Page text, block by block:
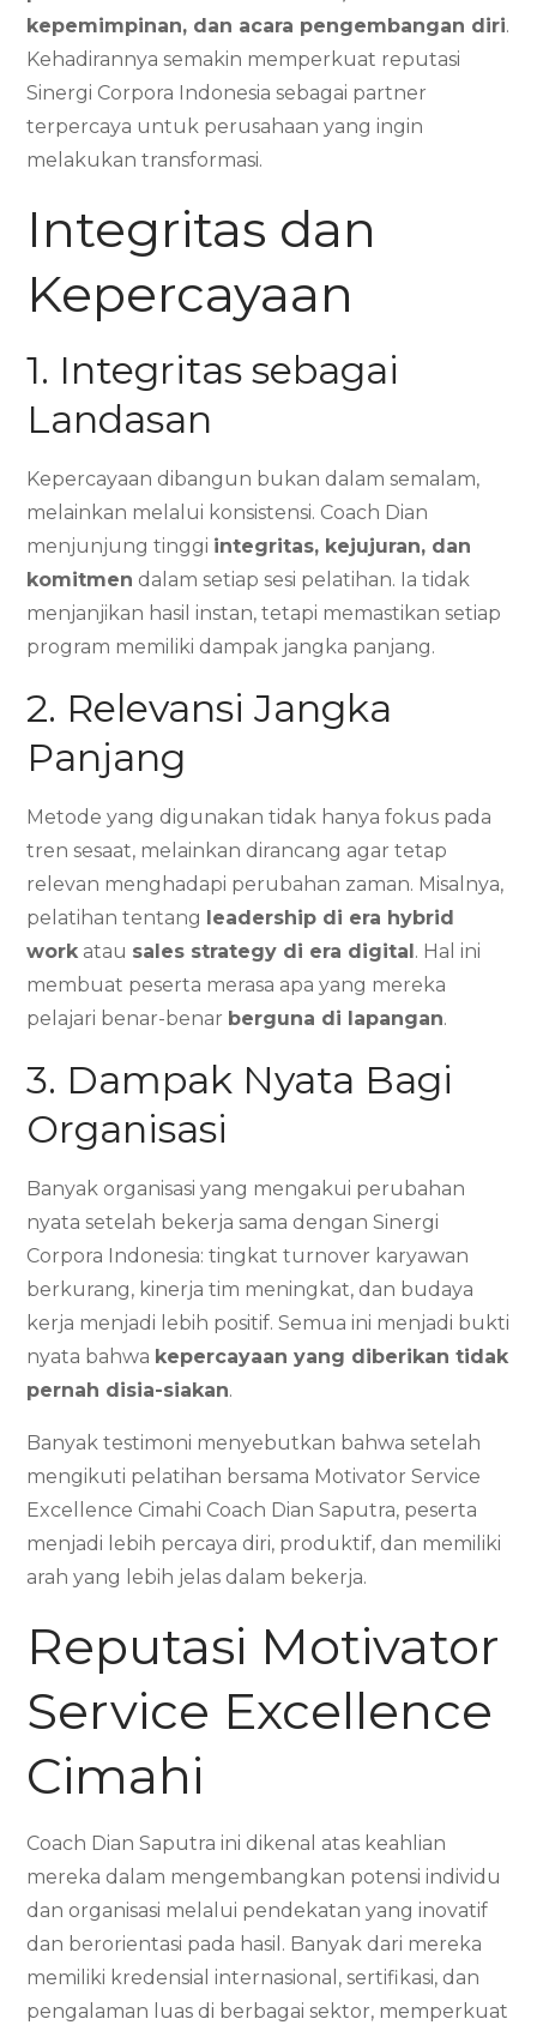
kepemimpinan, dan acara pengembangan diri.
Kehadirannya semakin memperkuat reputasi
Sinergi Corpora Indonesia sebagai partner
terpercaya untuk perusahaan yang ingin
melakukan transformasi.
Integritas dan
Kepercayaan
1. Integritas sebagai
Landasan
Kepercayaan dibangun bukan dalam semalam,
melainkan melalui konsistensi. Coach Dian
menjunjung tinggi integritas, kejujuran, dan
komitmen dalam setiap sesi pelatihan. Ia tidak
menjanjikan hasil instan, tetapi memastikan setiap
program memiliki dampak jangka panjang.
2. Relevansi Jangka
Panjang
Metode yang digunakan tidak hanya fokus pada
tren sesaat, melainkan dirancang agar tetap
relevan menghadapi perubahan zaman. Misalnya,
pelatihan tentang leadership di era hybrid
workatau sales strategy di era digital. Hal ini
membuat peserta merasa apa yang mereka
pelajari benar-benar berguna di lapangan.
3. Dampak Nyata Bagi
Organisasi
Banyak organisasi yang mengakui perubahan
nyata setelah bekerja sama dengan Sinergi
Corpora Indonesia: tingkat turnover karyawan
berkurang, kinerja tim meningkat, dan budaya
kerja menjadi lebih positif. Semua ini menjadi bukti
nyata bahwa kepercayaan yang diberikan tidak
pernah disia-siakan.
Banyak testimoni menyebutkan bahwa setelah
mengikuti pelatihan bersama Motivator Service
Excellence Cimahi Coach Dian Saputra, peserta
menjadi lebih percaya diri, produktif, dan memiliki
arah yang lebih jelas dalam bekerja.
Reputasi Motivator
Service Excellence
Cimahi
Coach Dian Saputra ini dikenal atas keahlian
mereka dalam mengembangkan potensi individu
dan organisasi melalui pendekatan yang inovatif
dan berorientasi pada hasil. Banyak dari mereka
memiliki kredensial internasional, sertifikasi, dan
pengalaman luas di berbagai sektor, memperkuat